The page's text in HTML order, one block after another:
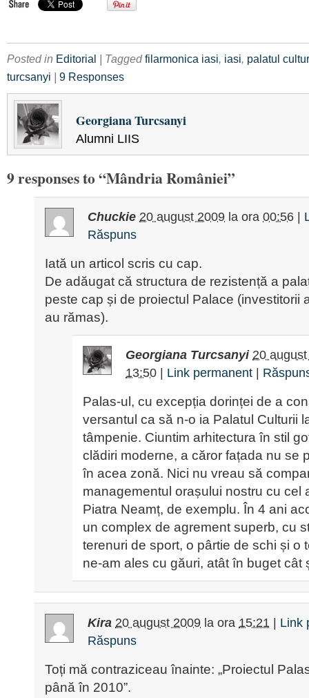
Posted in Editorial | Taggedfilarmonica iasi, iasi, palatul
turcsanyi | 9 Responses
Georgiana Turcsanyi
Alumni LIIS
9 responses to “Mândria României”
Chuckie 20 august 2009 la ora 00:56
Răspuns
Iată un articol scris cu cap.
De adăugat că structura de rezistență a
peste cap și de proiectul Palace (investitorii
au rămas).
Georgiana Turcsanyi 20
13:50
Link permanent
Palas-ul, cu excepția dorinței de a
versantul ca să n-o ia Palatul Culturii
tâmpenie. Ciuntim arhitectura în stil
clădiri moderne, a căror fațada nu se
în acea zonă. Nici nu vreau să
managementul orașului nostru cu cel
Piatra Neamț, de exemplu. În 4 ani
un complex de agrement superb, cu
terenuri de sport, o pârtie de schi și o
ne-am ales cu găuri, atât în buget cât
Kira 20 august 2009 la ora 15:21
Link
Răspuns
Toți mă contraziceau înainte: „Proiectul
până în 2010”.